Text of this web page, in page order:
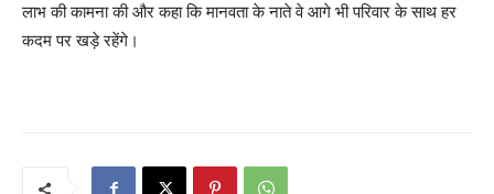
लाभ की कामना की और कहा कि मानवता के नाते वे आगे भी परिवार के साथ हर
कदम पर खड़े रहेंगे।